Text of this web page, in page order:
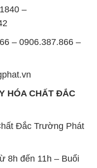
–
– 0906.387.866 –
HÓA CHẤT ĐẮC
Đắc Trường Phát
8h đến 11h – Buổi